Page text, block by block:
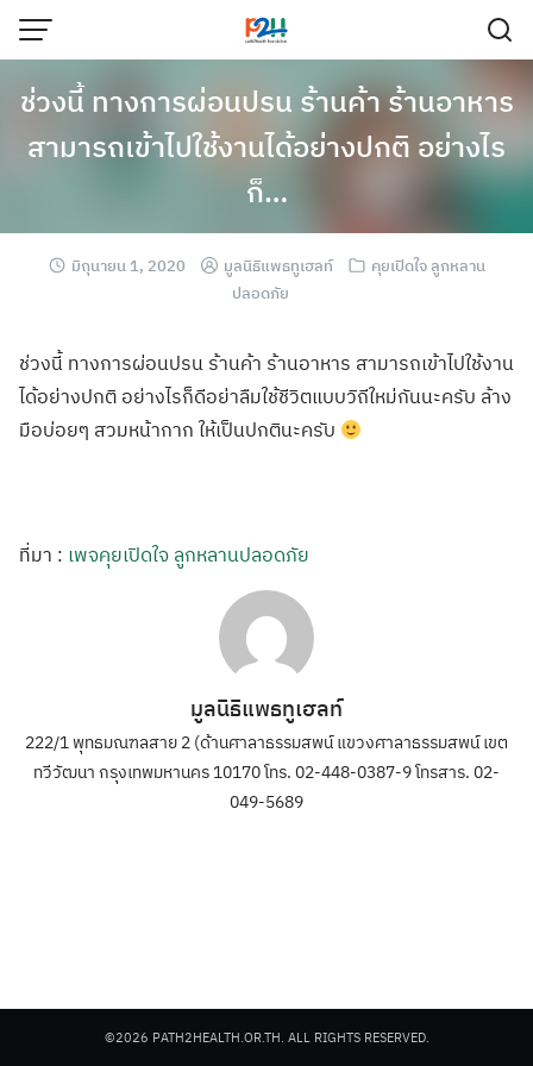
ช่วงนี้ ทางการผ่อนปรน ร้านค้า ร้านอาหาร
สามารถเข้าไปใช้งานได้อย่างปกติ อย่างไร
ก็…
มิถุนายน 1, 2020 มูลนิธิแพธทูเฮลท์
คุยเปิดใจ ลูกหลาน
ปลอดภัย
ช่วงนี้ ทางการผ่อนปรน ร้านค้า ร้านอาหาร สามารถเข้าไปใช้งาน
ได้อย่างปกติ อย่างไรก็ดีอย่าลืมใช้ชีวิตแบบวิถีใหม่กันนะครับ ล้าง
มือบ่อยๆ สวมหน้ากาก ให้เป็นปกตินะครับ
ที่มา : เพจคุยเปิดใจ ลูกหลานปลอดภัย
มูลนิธิแพธทูเฮลท์
222/1 พุทธมณฑลสาย 2 (ด้านศาลาธรรมสพน์ แขวงศาลาธรรมสพน์ เขต
ทวีวัฒนา กรุงเทพมหานคร 10170 โทร. 02-448-0387-9 โทรสาร. 02-
049-5689
©2026 PATH2HEALTH.OR.TH. ALL RIGHTS RESERVED.